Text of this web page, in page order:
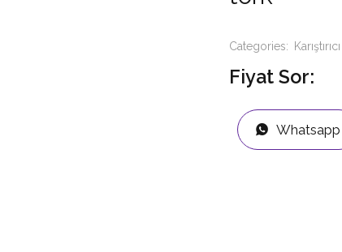
Categories: Karıştırıcı
Fiyat Sor:
Whatsapp